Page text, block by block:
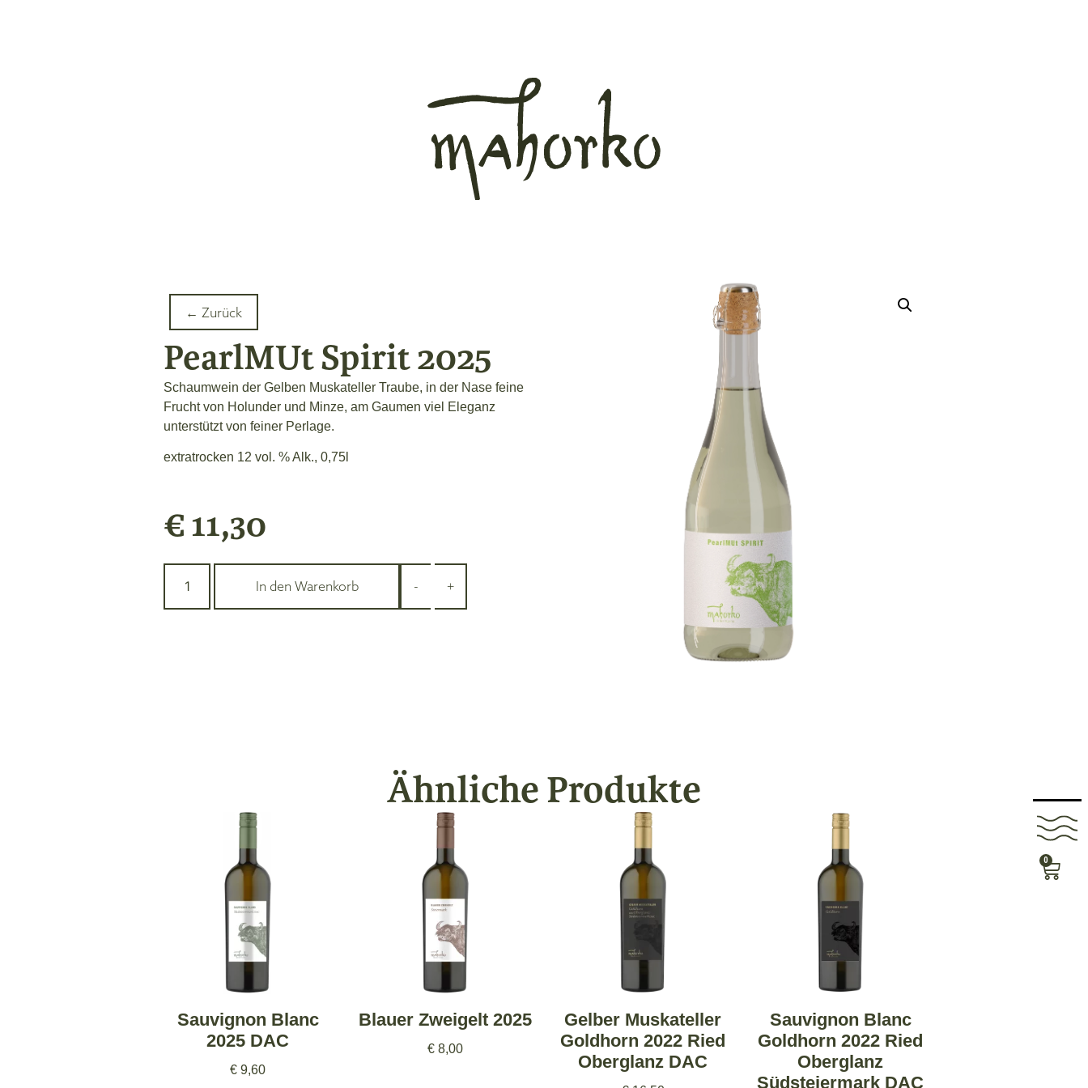
0
← Zurück
PearlMUt Spirit 2025
Schaumwein der Gelben Muskateller Traube, in der Nase feine
Frucht von Holunder und Minze, am Gaumen viel Eleganz
unterstützt von feiner Perlage.
extratrocken 12 vol. % Alk., 0,75l
€ 11,30
- +
In den Warenkorb
Ähnliche Produkte
Sauvignon Blanc
2025 DAC
€ 9,60
Blauer Zweigelt 2025
€ 8,00
Gelber Muskateller
Goldhorn 2022 Ried
Oberglanz DAC
Sauvignon Blanc
Goldhorn 2022 Ried
Oberglanz
Südsteiermark DAC